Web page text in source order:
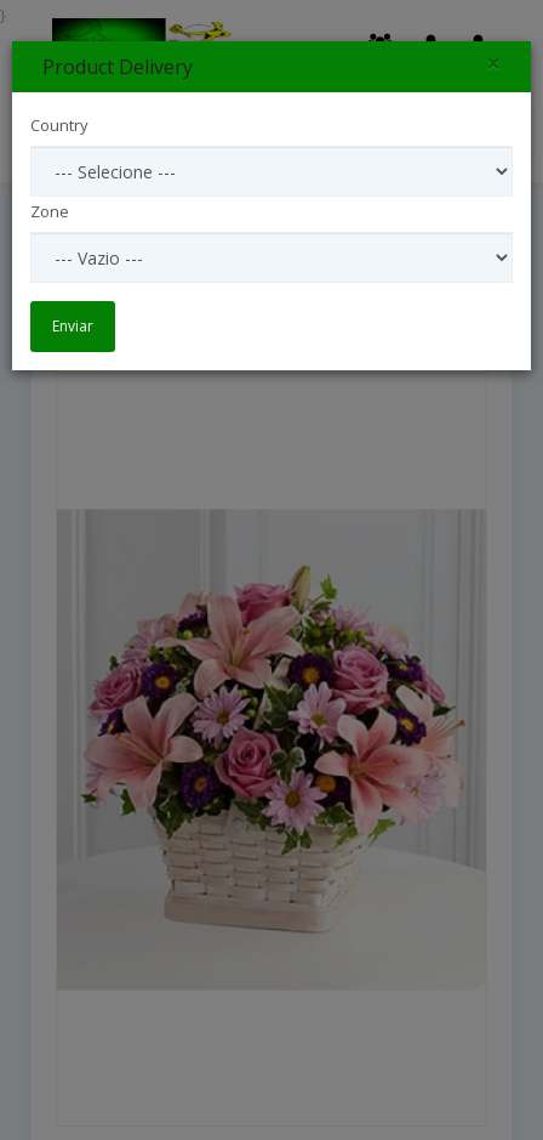
The FTD Loving Sympathy Basket
}
Product Delivery ×
Country
Zone
Enviar